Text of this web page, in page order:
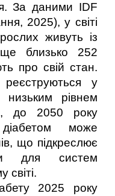
За даними IDF
2025), у світі
живуть із
близько 252
про свій стан.
у
низьким рівнем
до 2050 року
може
що підкреслює
для систем
світі.
2025 року